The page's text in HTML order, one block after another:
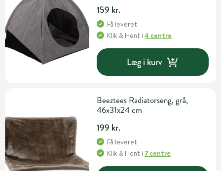
159 kr.
Få leveret
Klik & Hent i4 centre
Læg i kurv
Beeztees Radiatorseng, grå,
46x31x24 cm
199 kr.
Få leveret
Klik & Hent i 7 centre